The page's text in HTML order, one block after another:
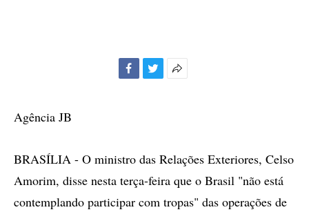
Agência JB
BRASÍLIA - O ministro das Relações Exteriores, Celso
Amorim, disse nesta terça-feira que o Brasil "não está
contemplando participar com tropas" das operações de